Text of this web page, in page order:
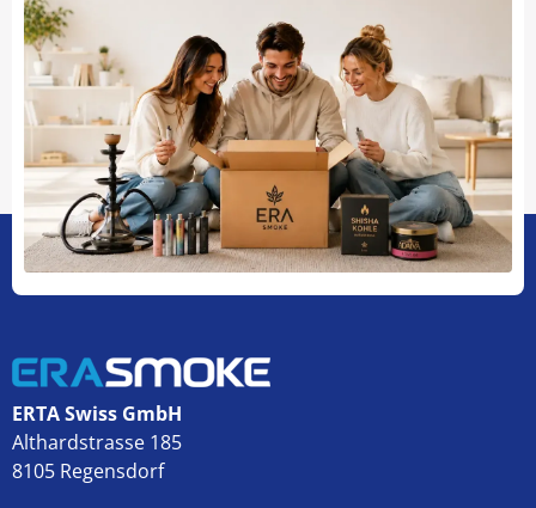
ERTA Swiss GmbH
Althardstrasse 185
8105 Regensdorf